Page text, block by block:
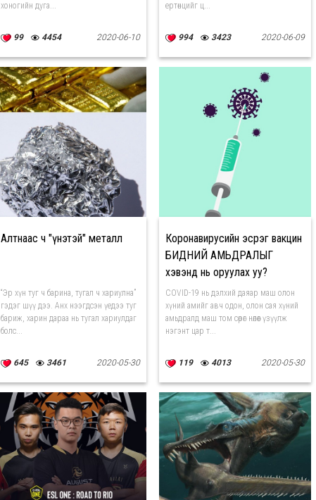
хоногийн дуга...
99 4454 2020-06-10
ертөнцийг ц...
994 3423 2020-06-09
Алтнаас ч "үнэтэй" металл
“Эр хүн туг ч барина, тугал ч хариулна”
гэдэг шүү дээ. Анх нээгдсэн үедээ туг
бариж, харин дараа нь тугал хариулдаг
болс...
645 3461 2020-05-30
Коронавирусийн эсрэг вакцин
БИДНИЙ АМЬДРАЛЫГ
хэвэнд нь оруулах уу?
COVID-19 нь дэлхий даяар маш олон
хүний амийг авч одон, олон сая хүний
амьдралд маш том сөрөг нөлөөг үзүүлж
нэгэнт цар т...
119 4013 2020-05-30